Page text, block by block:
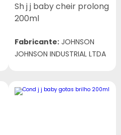
Sh j j baby cheir prolong
200ml
Fabricante: JOHNSON
JOHNSON INDUSTRIAL LTDA